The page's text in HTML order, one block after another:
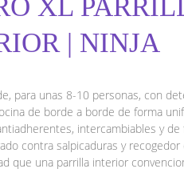
XL
| NINJA
para unas 8-10 personas, con
de borde a borde de forma
intercambiables y de
contra salpicaduras y recogedor
que una parrilla interior